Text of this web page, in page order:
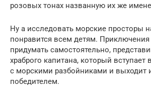
розовых тонах названную их же
Ну а исследовать морские просторы
понравится всем детям.
придумать самостоятельно,
храброго капитана, который вступает
с морскими разбойниками и выходит
победителем.